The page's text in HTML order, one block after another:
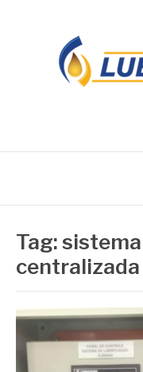
Tag:
centralizada